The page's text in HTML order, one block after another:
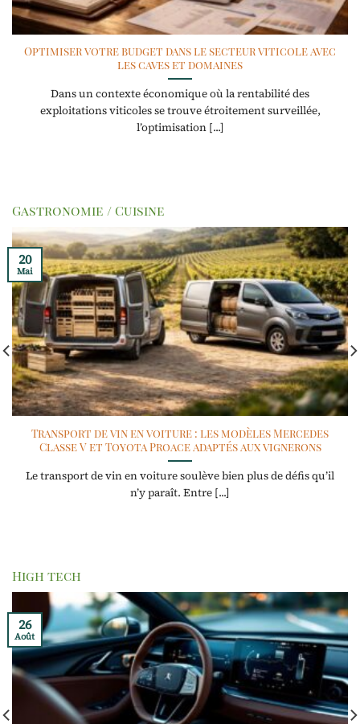
Optimiser votre budget dans le secteur viticole avec
les caves et domaines
Dans un contexte économique où la rentabilité des
exploitations viticoles se trouve étroitement surveillée,
l’optimisation [...]
Gastronomie / Cuisine
Transport de vin en voiture : les modèles Mercedes
Classe V et Toyota Proace adaptés aux vignerons
Le transport de vin en voiture soulève bien plus de défis qu’il
n’y paraît. Entre [...]
20
Mai
High tech
26
Août